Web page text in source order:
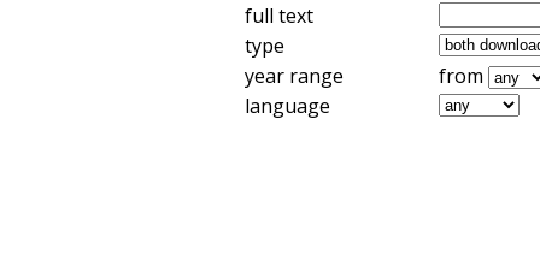
full text
type
year range
from
language